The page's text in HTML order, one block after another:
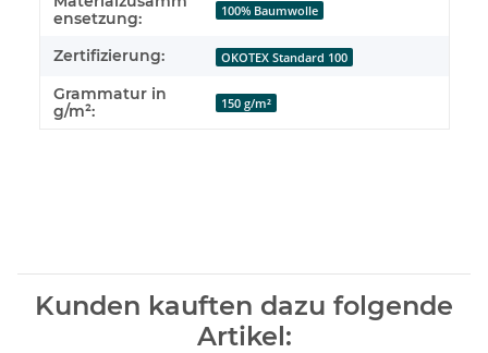
ensetzung:
100% Baumwolle
Zertifizierung: OKOTEX Standard 100
Grammatur in
g/m²:
150 g/m²
Kunden kauften dazu folgende
Artikel: